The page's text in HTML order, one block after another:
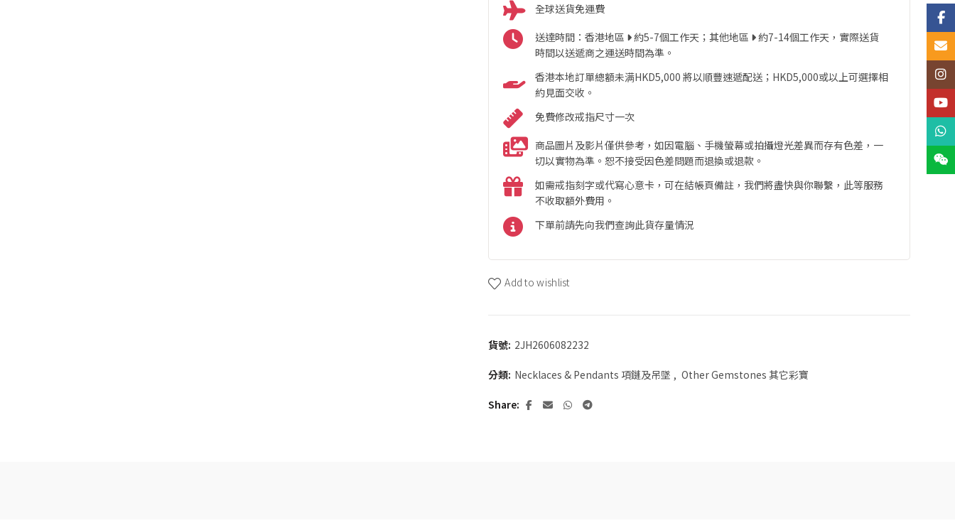
全球送貨免運費
送達時間：香港地區 約5-7個工作天；其他地區 約7-14個工作天，實際送貨
時間以送遞商之運送時間為準。
香港本地訂單總額未满HKD5,000 將以順豐速遞配送；HKD5,000或以上可選擇相
約見面交收。
免費修改戒指尺寸一次
商品圖片及影片僅供參考，如因電腦、手機螢幕或拍攝燈光差異而存有色差，一
切以實物為準。恕不接受因色差問題而退換或退款。
如需戒指刻字或代寫心意卡，可在結帳頁備註，我們將盡快與你聯繫，此等服務
不收取額外費用。
下單前請先向我們查詢此貨存量情況
Add to wishlist
貨號: 2JH2606082232
分類: Necklaces & Pendants 項鏈及吊墜 , Other Gemstones 其它彩寶
Share
Email